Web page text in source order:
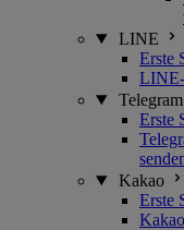
LINE
Erste
LINE-
Telegram
Erste
Kakao
Erste